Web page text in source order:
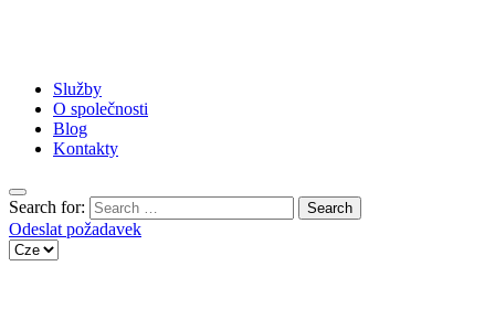
Služby
O společnosti
Blog
Kontakty
Search for:
Odeslat požadavek